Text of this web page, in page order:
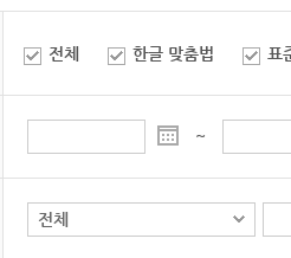
전체 한글 맞춤법 표
~